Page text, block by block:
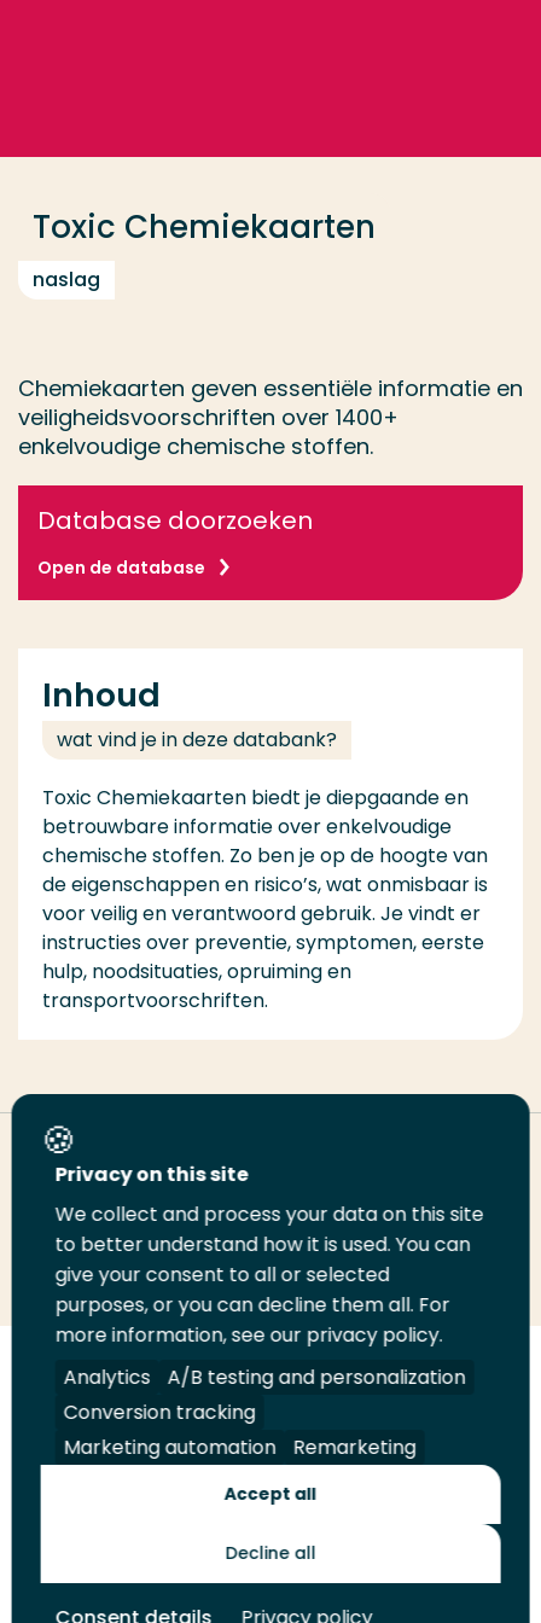
Toxic Chemiekaarten
naslag
Chemiekaarten geven essentiële informatie en
veiligheidsvoorschriften over 1400+
enkelvoudige chemische stoffen.
Database doorzoeken
Open de database
Inhoud
wat vind je in deze databank?
Toxic Chemiekaarten biedt je diepgaande en
betrouwbare informatie over enkelvoudige
chemische stoffen. Zo ben je op de hoogte van
de eigenschappen en risico’s, wat onmisbaar is
voor veilig en verantwoord gebruik. Je vindt er
instructies over preventie, symptomen, eerste
hulp, noodsituaties, opruiming en
transportvoorschriften.
Deel deze pagina
Deel
LinkedIn
Deel
op
Twitter
Deel
op
Facebook
Email
deze
pagina
Print
deze
pagina
Volg
ons
op
LinkedIn
Volg
ons
op
Facebook
Volg
ons
op
YouTube
Volg
ons
op
Instagram
Juridisch Security A-Z Index
Contact
Toekomstmakers
Opleiding
Contact
Privacy on this site
We collect and process your data on this site
to better understand how it is used. You can
give your consent to all or selected
purposes, or you can decline them all. For
more information, see our privacy policy.
Analytics
A/B testing and personalization
Conversion tracking
Marketing automation
Remarketing
Accept all
Decline all